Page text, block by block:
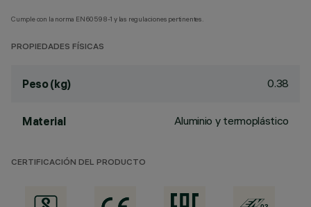
Cumple con la norma EN60598-1 y las regulaciones pertinentes.
PROPIEDADES FÍSICAS
Peso (kg) 0.38
Material Aluminio y termoplástico
CERTIFICACIÓN DEL PRODUCTO